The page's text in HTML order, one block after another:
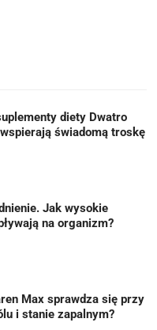
diety Dwatro
świadomą troskę
Jak wysokie
na organizm?
Max sprawdza się przy
i stanie zapalnym?